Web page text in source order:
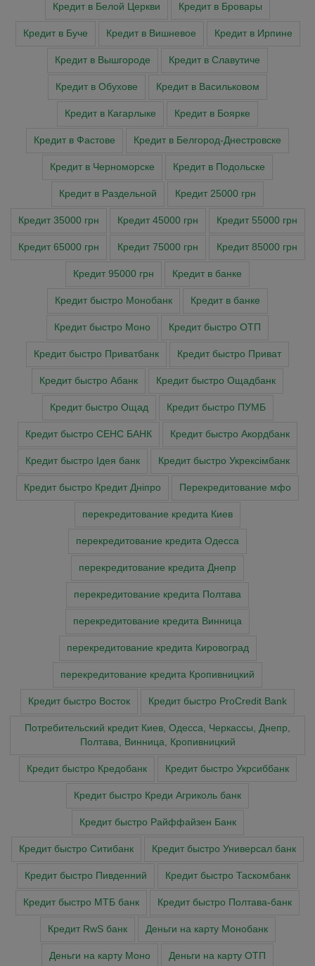
Кредит в Белой Церкви Кредит в Бровары
Кредит в Буче Кредит в Вишневое Кредит в Ирпине
Кредит в Вышгороде Кредит в Славутиче
Кредит в Обухове Кредит в Васильковом
Кредит в Кагарлыке Кредит в Боярке
Кредит в Фастове Кредит в Белгород-Днестровске
Кредит в Черноморске Кредит в Подольске
Кредит в Раздельной Кредит 25000 грн
Кредит 35000 грн Кредит 45000 грн Кредит 55000 грн
Кредит 65000 грн Кредит 75000 грн Кредит 85000 грн
Кредит 95000 грн Кредит в банке
Кредит быстро Монобанк Кредит в банке
Кредит быстро Моно Кредит быстро ОТП
Кредит быстро Приватбанк Кредит быстро Приват
Кредит быстро Абанк Кредит быстро Ощадбанк
Кредит быстро Ощад Кредит быстро ПУМБ
Кредит быстро СЕНС БАНК Кредит быстро Акордбанк
Кредит быстро Ідея банк Кредит быстро Укрексімбанк
Кредит быстро Кредит Дніпро Перекредитование мфо
перекредитование кредита Киев
перекредитование кредита Одесса
перекредитование кредита Днепр
перекредитование кредита Полтава
перекредитование кредита Винница
перекредитование кредита Кировоград
перекредитование кредита Кропивницкий
Кредит быстро Восток Кредит быстро ProCredit Bank
Потребительский кредит Киев, Одесса, Черкассы, Днепр,
Полтава, Винница, Кропивницкий
Кредит быстро Кредобанк Кредит быстро Укрсиббанк
Кредит быстро Креди Агриколь банк
Кредит быстро Райффайзен Банк
Кредит быстро Ситибанк Кредит быстро Универсал банк
Кредит быстро Пивденний Кредит быстро Таскомбанк
Кредит быстро МТБ банк Кредит быстро Полтава-банк
Кредит RwS банк Деньги на карту Монобанк
Деньги на карту Моно Деньги на карту ОТП